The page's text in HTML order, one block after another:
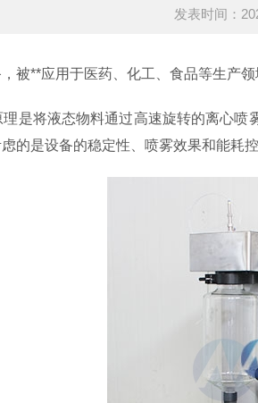
发表时间：
被**应用于医药、化工、食品等生产
是将液态物料通过高速旋转的离心
的是设备的稳定性、喷雾效果和能耗控